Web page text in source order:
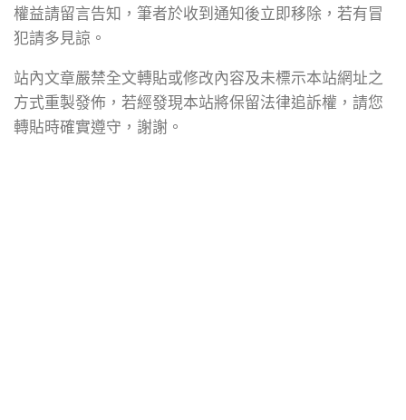
權益請留言告知，筆者於收到通知後立即移除，若有冒
犯請多見諒。
站內文章嚴禁全文轉貼或修改內容及未標示本站網址之
方式重製發佈，若經發現本站將保留法律追訴權，請您
轉貼時確實遵守，謝謝。